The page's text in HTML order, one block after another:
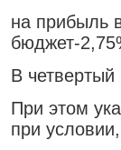
на прибыль
бюджет-
В четвертый
При этом
при условии,